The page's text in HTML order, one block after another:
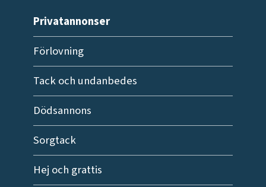
Privatannonser
Förlovning
Tack och undanbedes
Dödsannons
Sorgtack
Hej och grattis